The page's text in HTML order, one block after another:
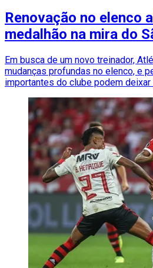
Renovação no elenco
medalhão na mira do
Em busca de um novo treinador,
mudanças profundas no elenco, e
importantes do clube podem deixar